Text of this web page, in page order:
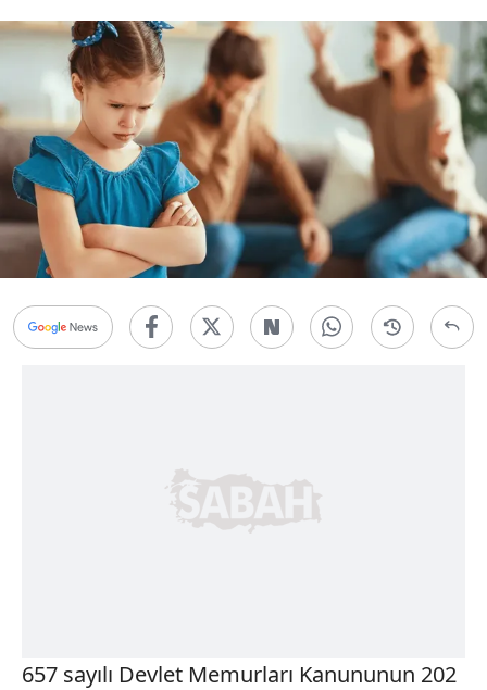
657 sayılı Devlet Memurları Kanununun 202